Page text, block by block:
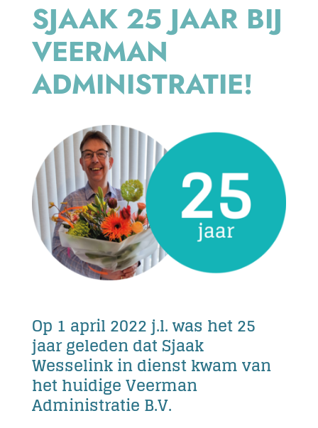
Contact
SJAAK 25 JAAR BIJ
VEERMAN
ADMINISTRATIE!
Op 1 april 2022 j.l. was het 25
jaar geleden dat Sjaak
Wesselink in dienst kwam van
het huidige Veerman
Administratie B.V.